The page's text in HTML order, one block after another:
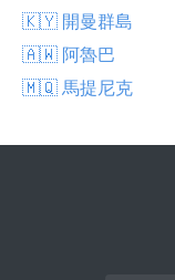
🇰🇾 開曼群島
🇦🇼 阿魯巴
🇲🇶 馬提尼克